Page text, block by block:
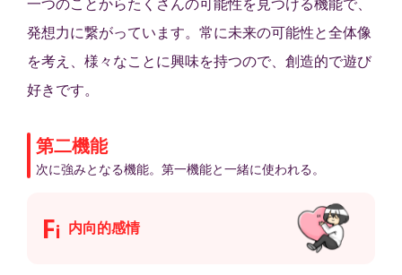
発想力に繋がっています。常に未来の可能性と全体像
を考え、様々なことに興味を持つので、創造的で遊び
好きです。
第二機能
次に強みとなる機能。第一機能と一緒に使われる。
Fi 内向的感情